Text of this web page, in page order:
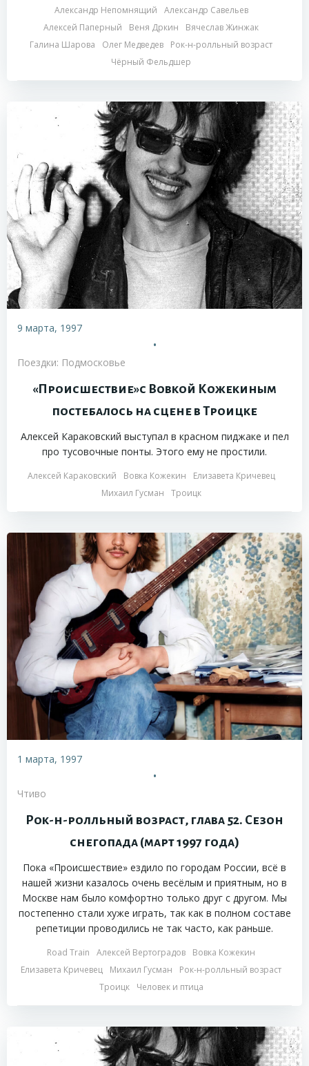
Александр Непомнящий
Александр Савельев
Алексей Паперный
Веня Дркин
Вячеслав Жинжак
Галина Шарова
Олег Медведев
Рок-н-ролльный возраст
Чёрный Фельдшер
9 марта, 1997
•
Поездки: Подмосковье
«Происшествие»с Вовкой Кожекиным
постебалось на сцене в Троицке
Алексей Караковский выступал в красном пиджаке и пел
про тусовочные понты. Этого ему не простили.
Алексей Караковский Вовка Кожекин
Елизавета Кричевец
Михаил Гусман
Троицк
1 марта, 1997
•
Чтиво
Рок-н-ролльный возраст, глава 52. Сезон
снегопада (март 1997 года)
Пока «Происшествие» ездило по городам России, всё в
нашей жизни казалось очень весёлым и приятным, но в
Москве нам было комфортно только друг с другом. Мы
постепенно стали хуже играть, так как в полном составе
репетиции проводились не так часто, как раньше.
Road Train Алексей Вертоградов
Вовка Кожекин
Елизавета Кричевец
Михаил Гусман
Рок-н-ролльный возраст
Троицк
Человек и птица